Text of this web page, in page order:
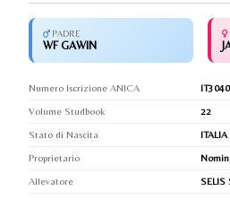
PADRE
WF GAWIN
Numero Iscrizione ANICA
Volume Studbook
22
Stato di Nascita
ITALIA
Proprietario
Allevatore
SELIS